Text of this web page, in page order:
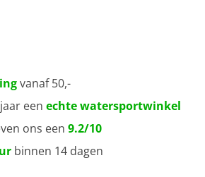
vanaf 50,-
een echte watersportwinkel
ons een 9.2/10
binnen 14 dagen